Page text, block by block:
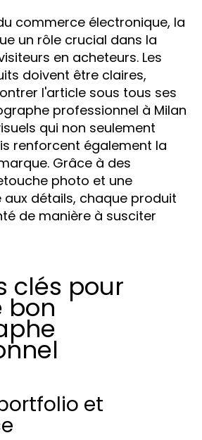
commerce électronique, la
un rôle crucial dans la
en acheteurs. Les
doivent être claires,
l'article sous tous ses
professionnel à Milan
qui non seulement
renforcent également la
Grâce à des
photo et une
détails, chaque produit
de manière à susciter
clés pour
bon
et